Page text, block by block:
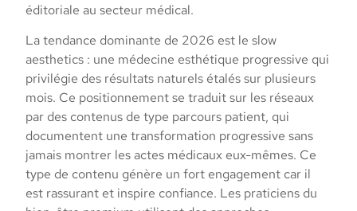
éditoriale au secteur médical.
La tendance dominante de 2026 est le slow
aesthetics : une médecine esthétique progressive qui
privilégie des résultats naturels étalés sur plusieurs
mois. Ce positionnement se traduit sur les réseaux
par des contenus de type parcours patient, qui
documentent une transformation progressive sans
jamais montrer les actes médicaux eux-mêmes. Ce
type de contenu génère un fort engagement car il
est rassurant et inspire confiance. Les praticiens du